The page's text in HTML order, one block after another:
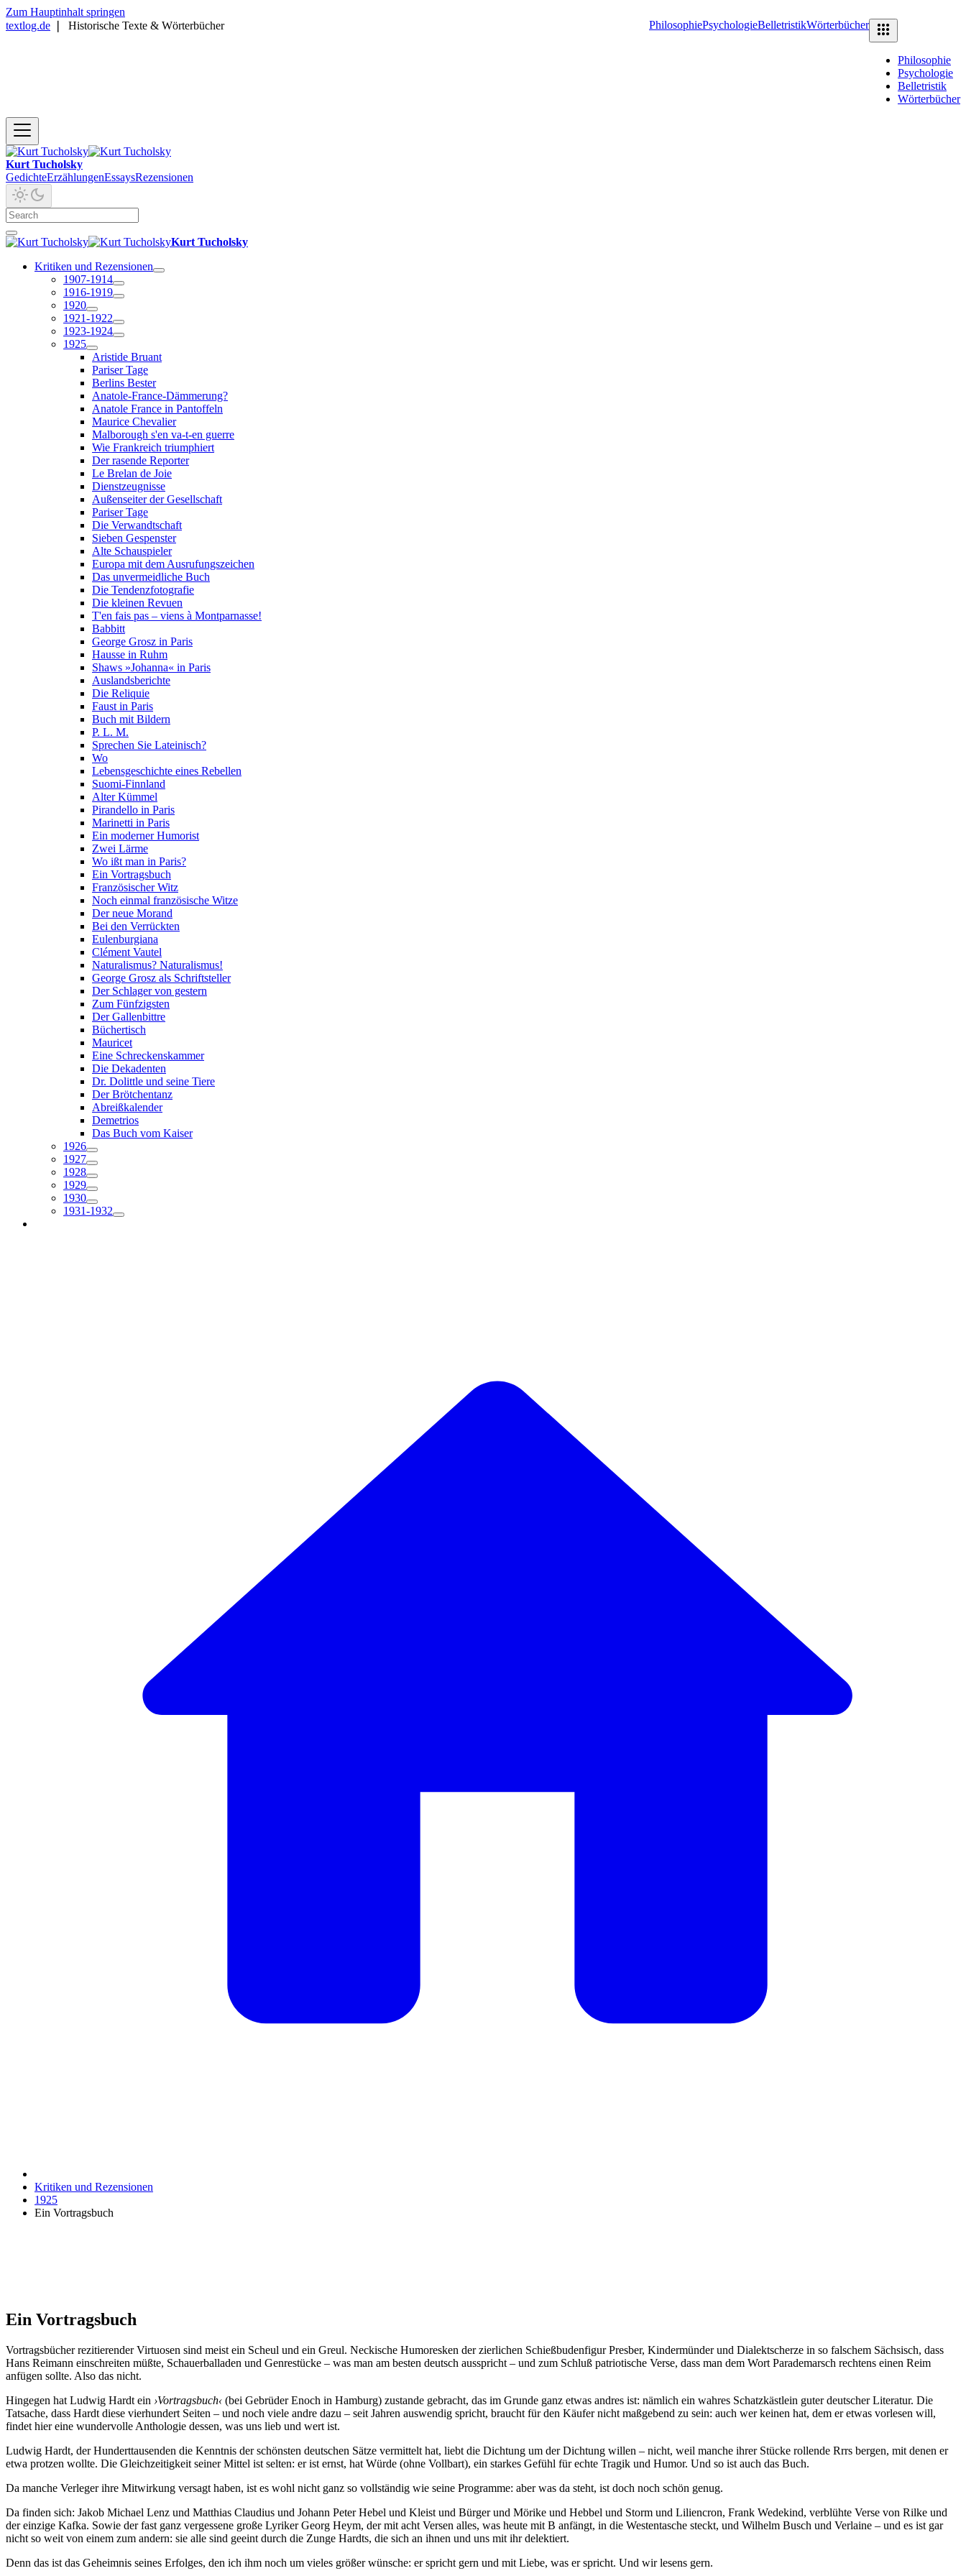
Zum Hauptinhalt springen
textlog.de
Historische Texte & Wörterbücher PhilosophiePsychologieBelletristikWörterbücher
Philosophie
Psychologie
Belletristik
Wörterbücher
Kurt Tucholsky
GedichteErzählungenEssaysRezensionen
Kurt Tucholsky
Kritiken und Rezensionen
1907-1914
1916-1919
1920
1921-1922
1923-1924
1925
Aristide Bruant
Pariser Tage
Berlins Bester
Anatole-France-Dämmerung?
Anatole France in Pantoffeln
Maurice Chevalier
Malborough s'en va-t-en guerre
Wie Frankreich triumphiert
Der rasende Reporter
Le Brelan de Joie
Dienstzeugnisse
Außenseiter der Gesellschaft
Pariser Tage
Die Verwandtschaft
Sieben Gespenster
Alte Schauspieler
Europa mit dem Ausrufungszeichen
Das unvermeidliche Buch
Die Tendenzfotografie
Die kleinen Revuen
T'en fais pas – viens à Montparnasse!
Babbitt
George Grosz in Paris
Hausse in Ruhm
Shaws »Johanna« in Paris
Auslandsberichte
Die Reliquie
Faust in Paris
Buch mit Bildern
P. L. M.
Sprechen Sie Lateinisch?
Wo
Lebensgeschichte eines Rebellen
Suomi-Finnland
Alter Kümmel
Pirandello in Paris
Marinetti in Paris
Ein moderner Humorist
Zwei Lärme
Wo ißt man in Paris?
Ein Vortragsbuch
Französischer Witz
Noch einmal französische Witze
Der neue Morand
Bei den Verrückten
Eulenburgiana
Clément Vautel
Naturalismus? Naturalismus!
George Grosz als Schriftsteller
Der Schlager von gestern
Zum Fünfzigsten
Der Gallenbittre
Büchertisch
Mauricet
Eine Schreckenskammer
Die Dekadenten
Dr. Dolittle und seine Tiere
Der Brötchentanz
Abreißkalender
Demetrios
Das Buch vom Kaiser
1926
1927
1928
1929
1930
1931-1932
Kritiken und Rezensionen
1925
Ein Vortragsbuch
Ein Vortragsbuch
Vortragsbücher rezitierender Virtuosen sind meist ein Scheul und ein Greul. Neckische Humoresken der zierlichen Schießbudenfigur Presber, Kindermünder und Dialektscherze in so falschem Sächsisch, dass
Hans Reimann einschreiten müßte, Schauerballaden und Genrestücke – was man am besten deutsch ausspricht – und zum Schluß patriotische Verse, dass man dem Wort Parademarsch rechtens einen Reim
anfügen sollte. Also das nicht.
Hingegen hat Ludwig Hardt ein ›Vortragsbuch‹ (bei Gebrüder Enoch in Hamburg) zustande gebracht, das im Grunde ganz etwas andres ist: nämlich ein wahres Schatzkästlein guter deutscher Literatur. Die
Tatsache, dass Hardt diese vierhundert Seiten – und noch viele andre dazu – seit Jahren auswendig spricht, braucht für den Käufer nicht maßgebend zu sein: auch wer keinen hat, dem er etwas vorlesen will,
findet hier eine wundervolle Anthologie dessen, was uns lieb und wert ist.
Ludwig Hardt, der Hunderttausenden die Kenntnis der schönsten deutschen Sätze vermittelt hat, liebt die Dichtung um der Dichtung willen – nicht, weil manche ihrer Stücke rollende Rrrs bergen, mit denen er
etwa protzen wollte. Die Gleichzeitigkeit seiner Mittel ist selten: er ist ernst, hat Würde (ohne Vollbart), ein starkes Gefühl für echte Tragik und Humor. Und so ist auch das Buch.
Da manche Verleger ihre Mitwirkung versagt haben, ist es wohl nicht ganz so vollständig wie seine Programme: aber was da steht, ist doch noch schön genug.
Da finden sich: Jakob Michael Lenz und Matthias Claudius und Johann Peter Hebel und Kleist und Bürger und Mörike und Hebbel und Storm und Liliencron, Frank Wedekind, verblühte Verse von Rilke und
der einzige Kafka. Sowie der fast ganz vergessene große Lyriker Georg Heym, der mit acht Versen alles, was heute mit B anfängt, in die Westentasche steckt, und Wilhelm Busch und Verlaine – und es ist gar
nicht so weit von einem zum andern: sie alle sind geeint durch die Zunge Hardts, die sich an ihnen und uns mit ihr delektiert.
Denn das ist das Geheimnis seines Erfolges, den ich ihm noch um vieles größer wünsche: er spricht gern und mit Liebe, was er spricht. Und wir lesens gern.